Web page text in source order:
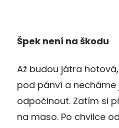
Špek není na škodu
Až budou játra
pod pánví a necháme
odpočinout. Zatím si
na maso. Po chvilce